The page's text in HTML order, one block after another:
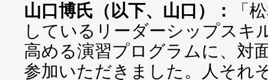
山口博氏（以下、山口）：
「
しているリーダーシップスキ
高める演習プログラムに、対
参加いただきました。人それ